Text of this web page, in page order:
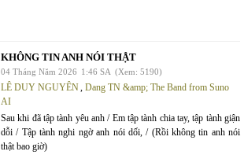
KHÔNG TIN ANH NÓI THẬT
04 Tháng Năm 2026 1:46 SA (Xem: 5190)
LÊ DUY NGUYÊN, Dang TN &amp; The Band from Suno
AI
Sau khi đã tập tành yêu anh / Em tập tành chia tay, tập tành giận
dỗi / Tập tành nghi ngờ anh nói dối, / (Rồi không tin anh nói
thật bao giờ)